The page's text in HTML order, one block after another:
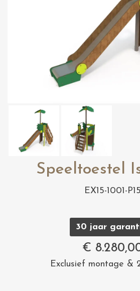
Speeltoestel
EX15-1001-P15
30 jaar
€
Exclusief montage &